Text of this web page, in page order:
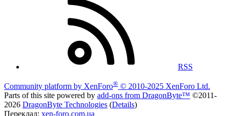
RSS
Community platform by XenForo® © 2010-2025 XenForo Ltd.
Parts of this site powered by add-ons from DragonByte™ ©2011-
2026 DragonByte Technologies (Details)
Переклад: xen-foro.com.ua